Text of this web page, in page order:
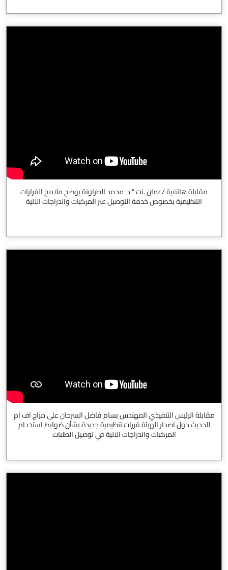
مقابلة هاتفية /عمان .نت " د. محمد الطراونة يوضح ملامح القرارات
التنظيمية بخصوص خدمة التوصيل عبر المركبات والدراجات الآلية
مقابلة الرئيس التنفيذي المهندس بسام فاضل السرحان على مزاج اف ام
للحديث حول اصدار الهيئة قررات تنظيمية جديدة بشأن ضوابط استخدام
المركبات والدراجات الآلية في توصيل الطلبات